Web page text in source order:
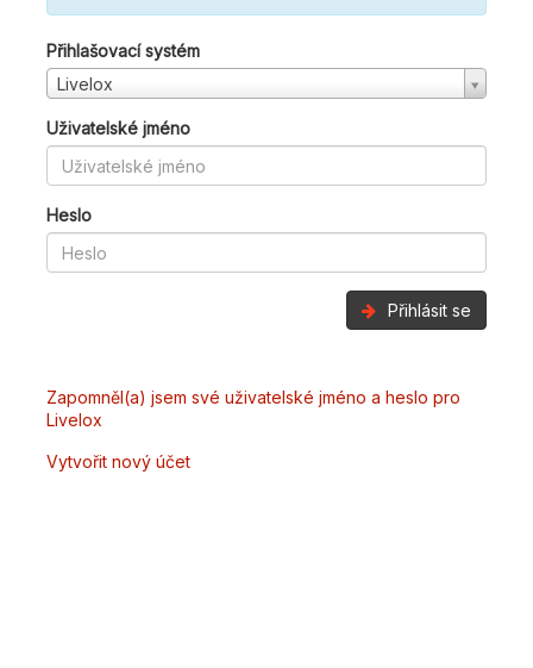
Přihlašovací systém
Livelox
Uživatelské jméno
Heslo
Přihlásit se
Zapomněl(a) jsem své uživatelské jméno a heslo pro
Livelox
Vytvořit nový účet